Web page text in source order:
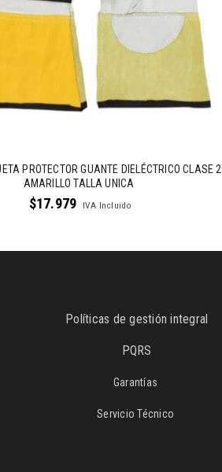
PROTECTOR GUANTE DIELÉCTRICO CLASE 2
AMARILLO TALLA UNICA
$17.979 IVA Incluido
Políticas de gestión integral
PQRS
Garantías
Servicio Técnico